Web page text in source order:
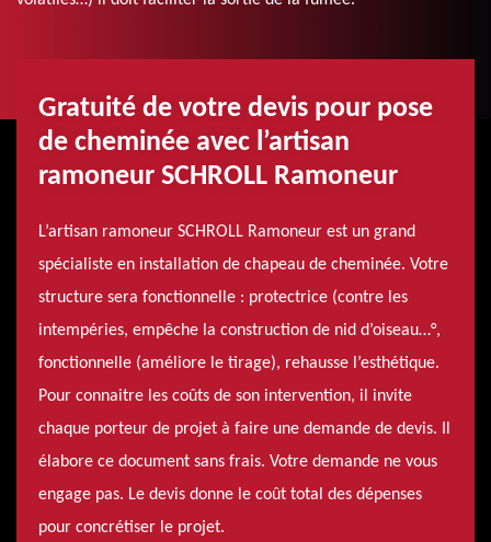
Gratuité de votre devis pour pose
de cheminée avec l’artisan
ramoneur SCHROLL Ramoneur
L’artisan ramoneur SCHROLL Ramoneur est un grand
spécialiste en installation de chapeau de cheminée. Votre
structure sera fonctionnelle : protectrice (contre les
intempéries, empêche la construction de nid d’oiseau…°,
fonctionnelle (améliore le tirage), rehausse l’esthétique.
Pour connaitre les coûts de son intervention, il invite
chaque porteur de projet à faire une demande de devis. Il
élabore ce document sans frais. Votre demande ne vous
engage pas. Le devis donne le coût total des dépenses
pour concrétiser le projet.